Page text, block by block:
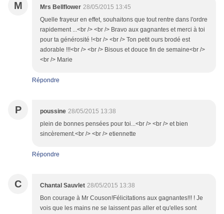
M Mrs Bellflower 28/05/2015 13:45
Quelle frayeur en effet, souhaitons que tout rentre dans l'ordre
rapidement ...<br /> <br /> Bravo aux gagnantes et merci à toi
pour ta générosité !<br /> <br /> Ton petit ours brodé est
adorable !!!<br /> <br /> Bisous et douce fin de semaine<br />
<br /> Marie
Répondre
P poussine 28/05/2015 13:38
plein de bonnes pensées pour toi...<br /> <br /> et bien
sincèrement.<br /> <br /> etiennette
Répondre
C Chantal Sauvlet 28/05/2015 13:38
Bon courage à Mr Couson!Félicitations aux gagnantes!!! ! Je
vois que les mains ne se laissent pas aller et qu'elles sont